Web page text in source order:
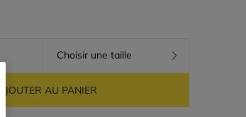
Choisir une taille
AJOUTER AU PANIER